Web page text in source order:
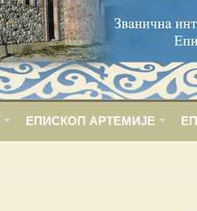
ЕПИСКОП АРТЕМИЈЕ